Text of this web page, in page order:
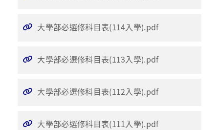
大學部必選修科目表(114入學).pdf
大學部必選修科目表(113入學).pdf
大學部必選修科目表(112入學).pdf
大學部必選修科目表(111入學).pdf